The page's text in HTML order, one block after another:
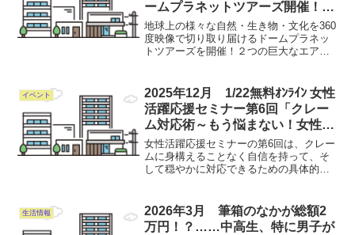
ームプラネットツアーズ開催！
知らない世界を体験する
地球上の様々な自然・生き物・文化を360
度映像で切り取り届けるドームプラネッ
トツアーズを開催！２つの巨大なエアド
ぐ世界の海」と、ロケットに乗って宇宙
を旅する「宇宙の旅と...
イベント
2025年12月 1/22無料ｵﾝﾗｲﾝ 女性
活躍応援セミナー第6回「クレー
ム対応術～もう悩まない！女性の
ための安心クレーム対応～」
女性活躍応援セミナーの第6回は、クレー
ムに身構えることなく自信を持って、そ
して穏やかに対応できるための具体的な
ない！女性のための安心クレーム対応
～」クレームに身...
生活情報
2026年3月 筆箱のなかが総額2
万円！？……中高生、特に男子が